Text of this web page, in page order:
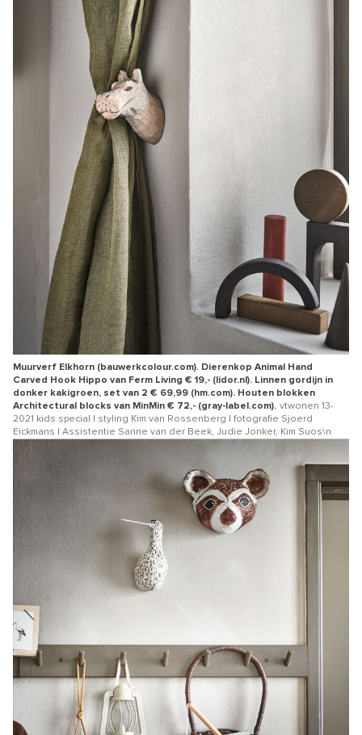
Muurverf Elkhorn (bauwerkcolour.com). Dierenkop Animal Hand
Carved Hook Hippo van Ferm Living € 19,- (lidor.nl). Linnen gordijn in
donker kakigroen, set van 2 € 69,99 (hm.com). Houten blokken
Architectural blocks van MinMin € 72,- (gray-label.com). vtwonen 13-
2021 kids special | styling Kim van Rossenberg | fotografie Sjoerd
Eickmans | Assistentie Sanne van der Beek, Judie Jonker, Kim Suos\n